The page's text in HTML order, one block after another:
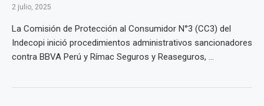
2 julio, 2025
La Comisión de Protección al Consumidor N°3 (CC3) del
Indecopi inició procedimientos administrativos sancionadores
contra BBVA Perú y Rímac Seguros y Reaseguros, ...